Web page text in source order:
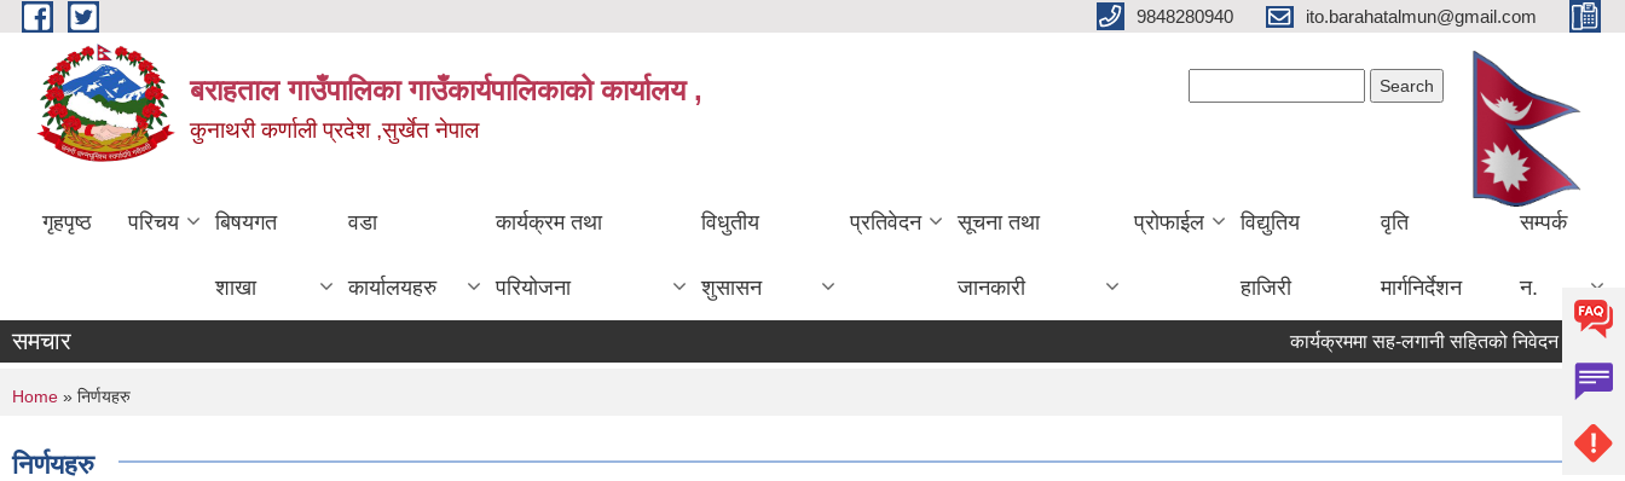
Skip to main content 9848280940 ito.barahatalmun@gmail.com
बराहताल गाउँपालिका गाउँकार्यपालिकाको कार्यालय ,
कुनाथरी कर्णाली प्रदेश ,सुर्खेत नेपाल
गृहपृष्ठ परिचय बिषयगत
शाखा
वडा
कार्यालयहरु
कार्यक्रम तथा
परियोजना
विधुतीय
शुसासन
प्रतिवेदन सूचना तथा
जानकारी
प्रोफाईल विद्युतिय
हाजिरी
वृति
मार्गनिर्देशन
सम्पर्क
न.
समचार कार्यक्रममा सह-लगानी सहितको निवेदन पेश गर्ने
You are here
Home » निर्णयहरु
निर्णयहरु